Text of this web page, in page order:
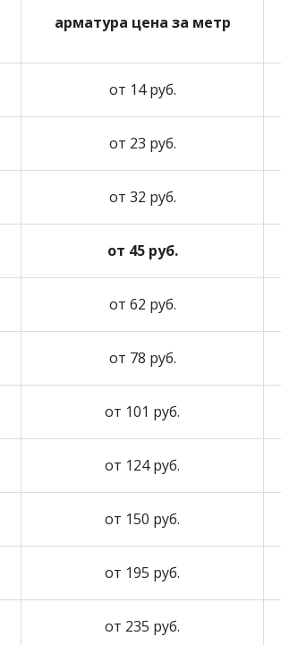
арматура цена за метр
от 14 руб.
от 23 руб.
от 32 руб.
от 45 руб.
от 62 руб.
от 78 руб.
от 101 руб.
от 124 руб.
от 150 руб.
от 195 руб.
от 235 руб.